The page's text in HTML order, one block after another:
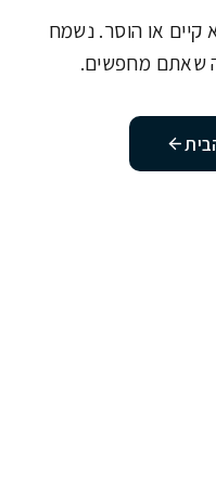
או הוסר. נשמח
שאתם מחפשים.